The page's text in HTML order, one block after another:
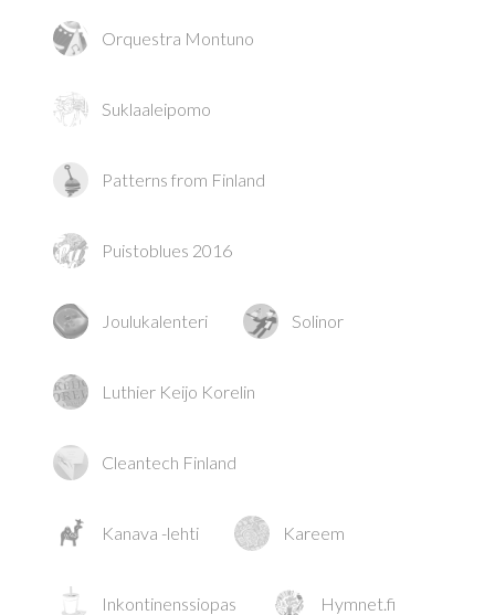
Orquestra Montuno
Suklaaleipomo
Patterns from Finland
Puistoblues 2016
Joulukalenteri Solinor
Luthier Keijo Korelin
Cleantech Finland
Kanava -lehti Kareem
Inkontinenssiopas Hymnet.fi